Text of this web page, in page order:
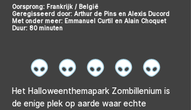
Oorsprong: Frankrijk / België
Geregisseerd door: Arthur de Pins en Alexis Ducord
Met onder meer: Emmanuel Curtil en Alain Choquet
Duur: 80 minuten
Het Halloweenthemapark Zombillenium is
de enige plek op aarde waar echte